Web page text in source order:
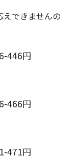
できませんの
446円
466円
471円